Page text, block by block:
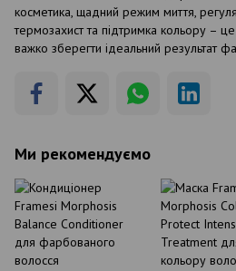
косметика, щадний режим миття,
термозахист та підтримка кольору –
важко зберегти ідеальний результат
Ми рекомендуємо